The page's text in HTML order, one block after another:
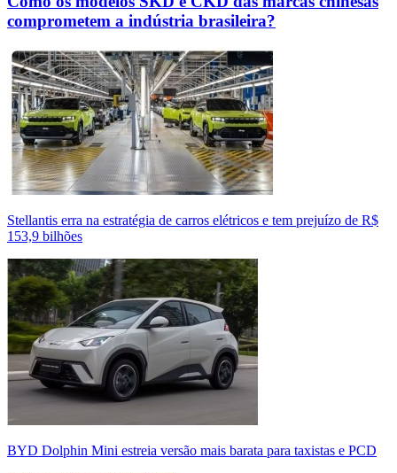
comprometem a indústria brasileira?
Stellantis erra na estratégia de carros elétricos e tem prejuízo de R$
153,9 bilhões
BYD Dolphin Mini estreia versão mais barata para taxistas e PCD